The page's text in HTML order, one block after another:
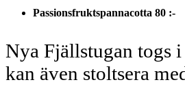
Passionsfruktspannacotta 80 :-
Nya Fjällstugan togs
kan även stoltsera